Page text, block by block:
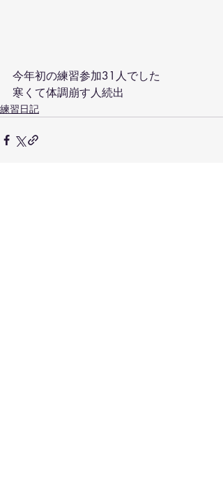
今年初の練習参加31人でした
寒くて体調崩す人続出
練習日記